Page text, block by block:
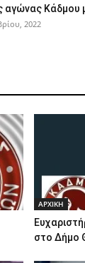
αγώνας Κάδμου
2022
ΑΡΧΙΚΗ
στο Δήμο